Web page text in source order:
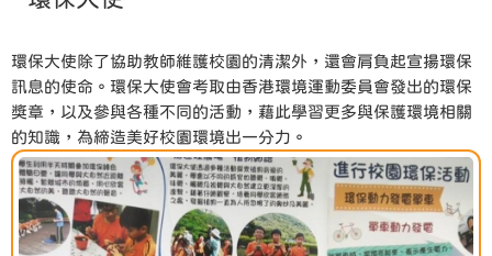
環保大使除了協助教師維護校園的清潔外，還會肩負起宣揚環保
訊息的使命。環保大使會考取由香港環境運動委員會發出的環保
獎章，以及參與各種不同的活動，藉此學習更多與保護環境相關
的知識，為締造美好校園環境出一分力。